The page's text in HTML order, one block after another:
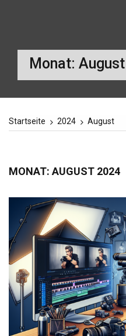
Monat:
Startseite 2024 August
MONAT: AUGUST 2024